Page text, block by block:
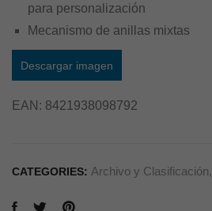
para personalización
Mecanismo de anillas mixtas
Descargar imagen
EAN: 8421938098792
CATEGORIES: Archivo y Clasificación,